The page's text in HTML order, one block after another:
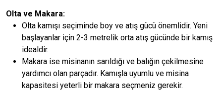
Olta ve Makara:
Olta kamışı seçiminde boy ve atış gücü önemlidir. Yeni
başlayanlar için 2-3 metrelik orta atış gücünde bir kamış
idealdir.
Makara ise misinanın sarıldığı ve balığın çekilmesine
yardımcı olan parçadır. Kamışla uyumlu ve misina
kapasitesi yeterli bir makara seçmeniz gerekir.